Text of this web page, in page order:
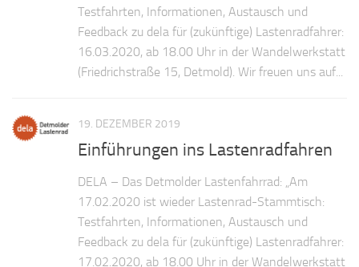
Testfahrten, Informationen, Austausch und
Feedback zu dela für (zukünftige) Lastenradfahrer:
16.03.2020, ab 18.00 Uhr in der Wandelwerkstatt
(Friedrichstraße 15, Detmold). Wir freuen uns auf...
19. DEZEMBER 2019
Einführungen ins Lastenradfahren
DELA – Das Detmolder Lastenfahrrad: „Am
17.02.2020 ist wieder Lastenrad-Stammtisch:
Testfahrten, Informationen, Austausch und
Feedback zu dela für (zukünftige) Lastenradfahrer:
17.02.2020, ab 18.00 Uhr in der Wandelwerkstatt